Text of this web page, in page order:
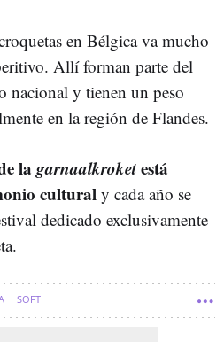
en Bélgica va mucho
Allí forman parte del
nacional y tienen un peso
en la región de Flandes.
la garnaalkroketestá
cultural y cada año se
dedicado exclusivamente
SOFT